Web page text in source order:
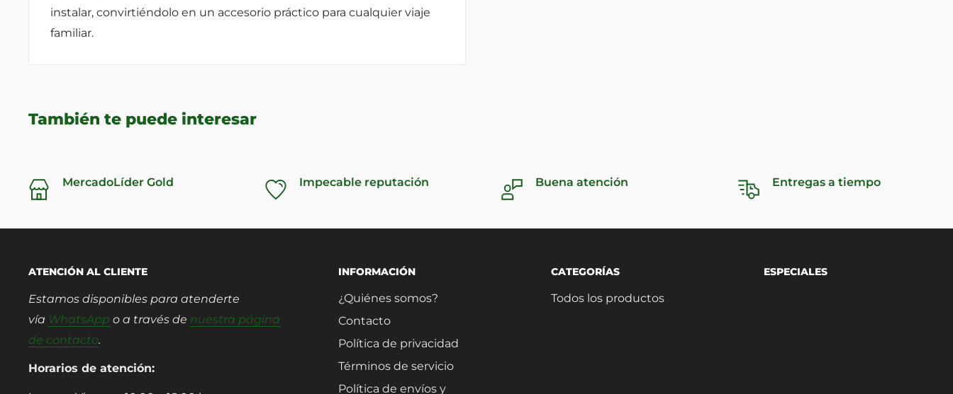
instalar, convirtiéndolo en un accesorio práctico para cualquier viaje
familiar.
También te puede interesar
MercadoLíder Gold Impecable reputación Buena atención Entregas a tiempo
ATENCIÓN AL CLIENTE
Estamos disponibles para atenderte
vía WhatsApp o a través de nuestra página
de contacto.
Horarios de atención:
INFORMACIÓN
¿Quiénes somos?
Contacto
Política de privacidad
Términos de servicio
Política de envíos y
CATEGORÍAS
Todos los productos
ESPECIALES